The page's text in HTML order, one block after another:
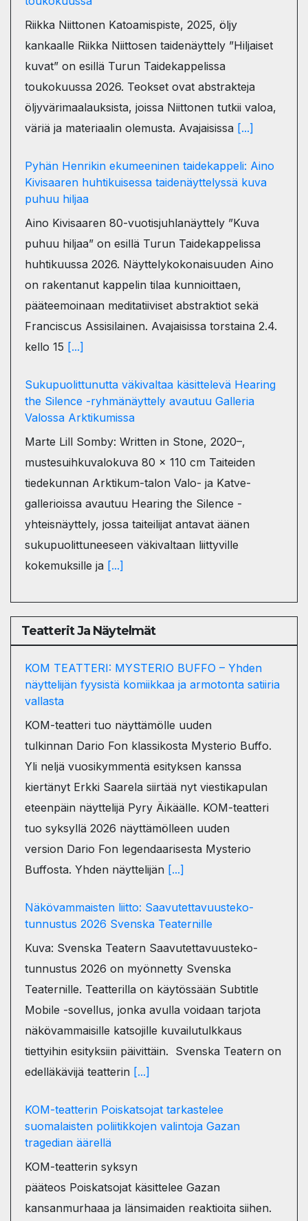
Riikka Niittonen Katoamispiste, 2025, öljy
kankaalle Riikka Niittosen taidenäyttely ”Hiljaiset
kuvat” on esillä Turun Taidekappelissa
toukokuussa 2026. Teokset ovat abstrakteja
öljyvärimaalauksista, joissa Niittonen tutkii valoa,
väriä ja materiaalin olemusta. Avajaisissa [...]
Pyhän Henrikin ekumeeninen taidekappeli: Aino
Kivisaaren huhtikuisessa taidenäyttelyssä kuva
puhuu hiljaa
Aino Kivisaaren 80-vuotisjuhlanäyttely ”Kuva
puhuu hiljaa” on esillä Turun Taidekappelissa
huhtikuussa 2026. Näyttelykokonaisuuden Aino
on rakentanut kappelin tilaa kunnioittaen,
pääteemoinaan meditatiiviset abstraktiot sekä
Franciscus Assisilainen. Avajaisissa torstaina 2.4.
kello 15 [...]
Sukupuolittunutta väkivaltaa käsittelevä Hearing
the Silence -ryhmänäyttely avautuu Galleria
Valossa Arktikumissa
Marte Lill Somby: Written in Stone, 2020–,
mustesuihkuvalokuva 80 x 110 cm Taiteiden
tiedekunnan Arktikum-talon Valo- ja Katve-
gallerioissa avautuu Hearing the Silence -
yhteisnäyttely, jossa taiteilijat antavat äänen
sukupuolittuneeseen väkivaltaan liittyville
kokemuksille ja [...]
Teatterit Ja Näytelmät
KOM TEATTERI: MYSTERIO BUFFO – Yhden
näyttelijän fyysistä komiikkaa ja armotonta satiiria
vallasta
KOM-teatteri tuo näyttämölle uuden
tulkinnan Dario Fon klassikosta Mysterio Buffo.
Yli neljä vuosikymmentä esityksen kanssa
kiertänyt Erkki Saarela siirtää nyt viestikapulan
eteenpäin näyttelijä Pyry Äikäälle. KOM-teatteri
tuo syksyllä 2026 näyttämölleen uuden
version Dario Fon legendaarisesta Mysterio
Buffosta. Yhden näyttelijän [...]
Näkövammaisten liitto: Saavutettavuusteko-
tunnustus 2026 Svenska Teaternille
Kuva: Svenska Teatern Saavutettavuusteko-
tunnustus 2026 on myönnetty Svenska
Teaternille. Teatterilla on käytössään Subtitle
Mobile -sovellus, jonka avulla voidaan tarjota
näkövammaisille katsojille kuvailutulkkaus
tiettyihin esityksiin päivittäin. Svenska Teatern on
edelläkävijä teatterin [...]
KOM-teatterin Poiskatsojat tarkastelee
suomalaisten poliitikkojen valintoja Gazan
tragedian äärellä
KOM-teatterin syksyn
pääteos Poiskatsojat käsittelee Gazan
kansanmurhaaa ja länsimaiden reaktioita siihen.